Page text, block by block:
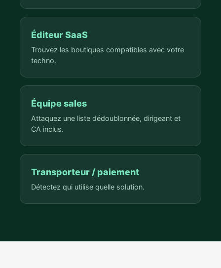
Éditeur SaaS
Trouvez les boutiques compatibles avec votre
techno.
Équipe sales
Attaquez une liste dédoublonnée, dirigeant et
CA inclus.
Transporteur / paiement
Détectez qui utilise quelle solution.